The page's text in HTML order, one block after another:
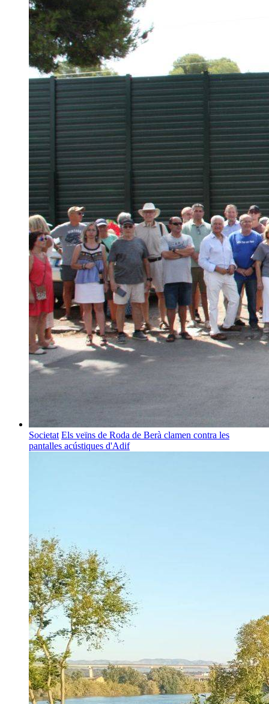
Societat Els veïns de Roda de Berà clamen contra les
pantalles acústiques d'Adif